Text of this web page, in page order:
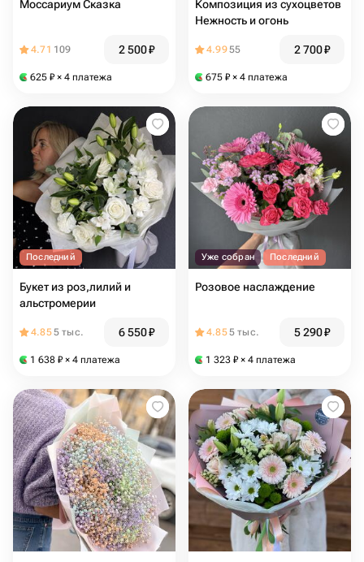
Моссариум Сказка
4.71 109 2 500₽
625 ₽ × 4 платежа
Композиция из сухоцветов
Нежность и огонь ️
4.9955 2 700₽
675 ₽ × 4 платежа
Последний
Букет из роз,лилий и
альстромерии
4.855 тыс. 6 550₽
1 638 ₽ × 4 платежа
Уже собран Последний
Розовое наслаждение
4.855 тыс. 5 290₽
1 323 ₽ × 4 платежа